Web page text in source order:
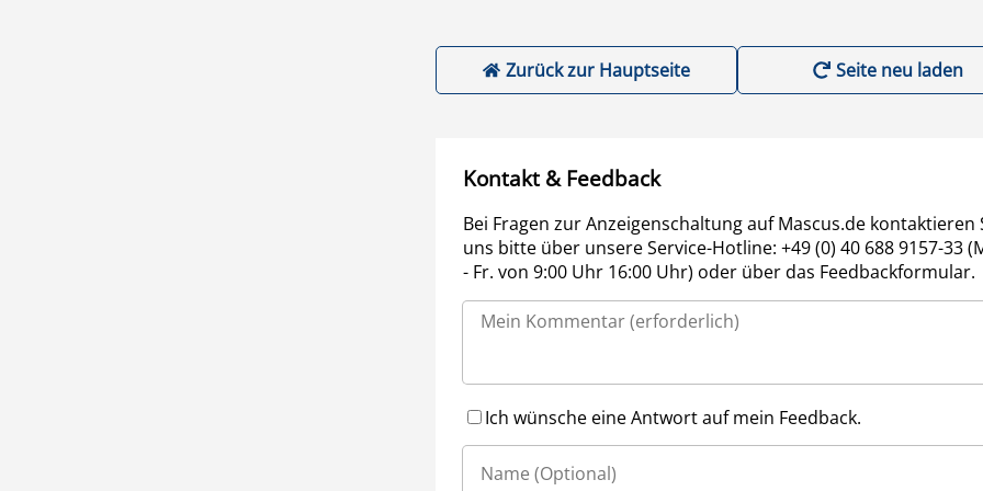
Zurück zur Hauptseite Seite neu laden
Kontakt & Feedback
Bei Fragen zur Anzeigenschaltung auf Mascus.de kontaktieren
uns bitte über unsere Service-Hotline: +49 (0) 40 688 9157-33
- Fr. von 9:00 Uhr 16:00 Uhr) oder über das Feedbackformular.
Ich wünsche eine Antwort auf mein Feedback.